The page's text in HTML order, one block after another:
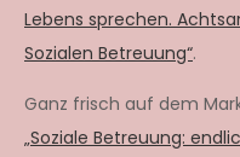
Lebens sprechen.
Sozialen Betreuung“.
Ganz frisch auf dem
„Soziale Betreuung: